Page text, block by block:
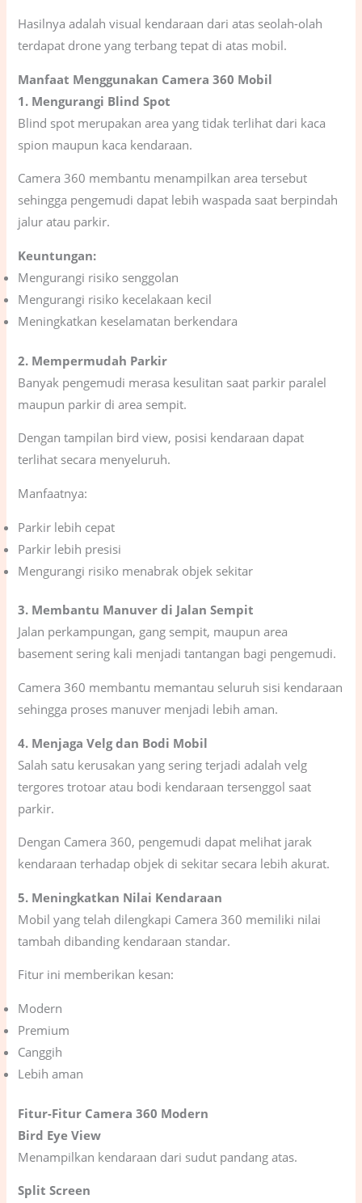
Hasilnya adalah visual kendaraan dari atas seolah-olah
terdapat drone yang terbang tepat di atas mobil.
Manfaat Menggunakan Camera 360 Mobil
1. Mengurangi Blind Spot
Blind spot merupakan area yang tidak terlihat dari kaca
spion maupun kaca kendaraan.
Camera 360 membantu menampilkan area tersebut
sehingga pengemudi dapat lebih waspada saat berpindah
jalur atau parkir.
Keuntungan:
Mengurangi risiko senggolan
Mengurangi risiko kecelakaan kecil
Meningkatkan keselamatan berkendara
2. Mempermudah Parkir
Banyak pengemudi merasa kesulitan saat parkir paralel
maupun parkir di area sempit.
Dengan tampilan bird view, posisi kendaraan dapat
terlihat secara menyeluruh.
Manfaatnya:
Parkir lebih cepat
Parkir lebih presisi
Mengurangi risiko menabrak objek sekitar
3. Membantu Manuver di Jalan Sempit
Jalan perkampungan, gang sempit, maupun area
basement sering kali menjadi tantangan bagi pengemudi.
Camera 360 membantu memantau seluruh sisi kendaraan
sehingga proses manuver menjadi lebih aman.
4. Menjaga Velg dan Bodi Mobil
Salah satu kerusakan yang sering terjadi adalah velg
tergores trotoar atau bodi kendaraan tersenggol saat
parkir.
Dengan Camera 360, pengemudi dapat melihat jarak
kendaraan terhadap objek di sekitar secara lebih akurat.
5. Meningkatkan Nilai Kendaraan
Mobil yang telah dilengkapi Camera 360 memiliki nilai
tambah dibanding kendaraan standar.
Fitur ini memberikan kesan:
Modern
Premium
Canggih
Lebih aman
Fitur-Fitur Camera 360 Modern
Bird Eye View
Menampilkan kendaraan dari sudut pandang atas.
Split Screen